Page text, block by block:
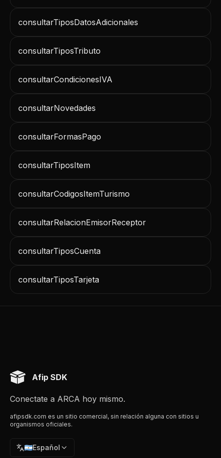
consultarTiposDatosAdicionales
consultarTiposTributo
consultarCondicionesIVA
consultarNovedades
consultarFormasPago
consultarTiposItem
consultarCodigosItemTurismo
consultarRelacionEmisorReceptor
consultarTiposCuenta
consultarTiposTarjeta
Afip SDK
Conectate a ARCA hoy mismo.
afipsdk.com es un sitio comercial, sin relación alguna con sitios u
organismos oficiales.
🇦🇷Español